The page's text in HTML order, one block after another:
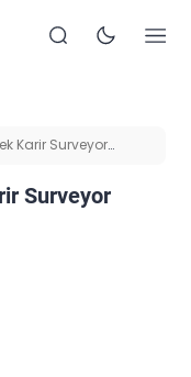
Karir Surveyor
Surveyor